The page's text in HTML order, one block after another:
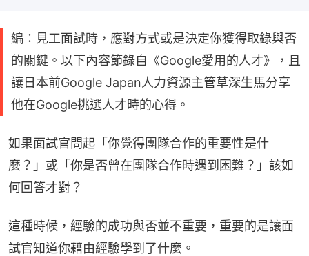
編：見工面試時，應對方式或是決定你獲得取錄與否
的關鍵。以下內容節錄自《Google愛用的人才》，且
讓日本前Google Japan人力資源主管草深生馬分享
他在Google挑選人才時的心得。
如果面試官問起「你覺得團隊合作的重要性是什
麼？」或「你是否曾在團隊合作時遇到困難？」該如
何回答才對？
這種時候，經驗的成功與否並不重要，重要的是讓面
試官知道你藉由經驗學到了什麼。